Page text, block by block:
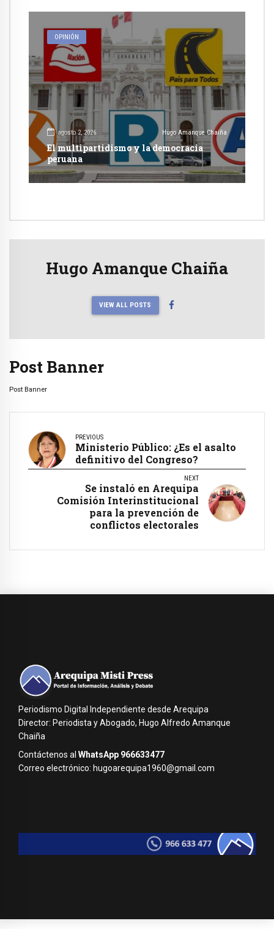
OPINIÓN
agosto 2, 2026 Hugo Amanque Chaiña
El multipartidismo y la democracia
peruana
Hugo Amanque Chaiña
VIEW ALL POSTS
Post Banner
Post Banner
PREVIOUS
Ministerio Público: ¿Es el asalto
definitivo del Congreso?
NEXT
Se instaló en Arequipa
Comisión Interinstitucional
para la prevención de
conflictos electorales
Periodismo Digital Independiente desde Arequipa
Director: Periodista y Abogado, Hugo Alfredo Amanque
Chaiña
Contáctenos al WhatsApp 966633477
Correo electrónico: hugoarequipa1960@gmail.com